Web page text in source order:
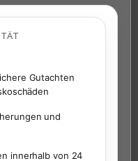
Gutachten
und
innerhalb von 24